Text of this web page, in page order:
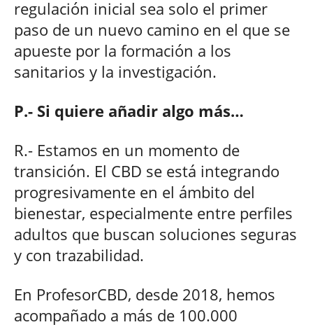
regulación inicial sea solo el primer
paso de un nuevo camino en el que se
apueste por la formación a los
sanitarios y la investigación.
P.- Si quiere añadir algo más…
R.- Estamos en un momento de
transición. El CBD se está integrando
progresivamente en el ámbito del
bienestar, especialmente entre perfiles
adultos que buscan soluciones seguras
y con trazabilidad.
En ProfesorCBD, desde 2018, hemos
acompañado a más de 100.000